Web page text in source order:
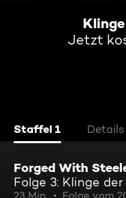
Jetzt
Staffel 1 Details
Forged With
Folge 3: Klinge
23 Min. Folge vom